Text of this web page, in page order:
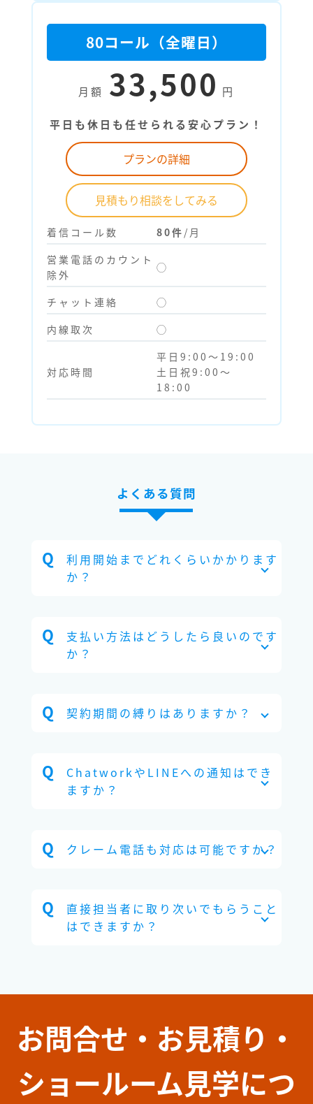
80コール（全曜日）
月額 33,500 円
平日も休日も任せられる安心プラン！
プランの詳細
見積もり相談をしてみる
着信コール数 80件 /月
営業電話のカウント
除外
◯
チャット連絡
◯
内線取次
◯
対応時間
平日9:00～19:00
土日祝9:00～
18:00
よくある質問
利用開始までどれくらいかかります
か？
支払い方法はどうしたら良いのです
か？
契約期間の縛りはありますか？
ChatworkやLINEへの通知はでき
ますか？
クレーム電話も対応は可能ですか？
直接担当者に取り次いでもらうこと
はできますか？
お問合せ・お見積り・
ショールーム見学につ